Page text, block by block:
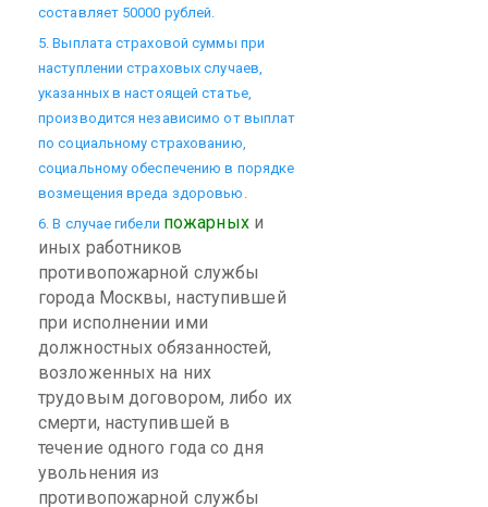
составляет 50000 рублей.
5. Выплата страховой суммы при
наступлении страховых случаев,
указанных в настоящей статье,
производится независимо от выплат
по социальному страхованию,
социальному обеспечению в порядке
возмещения вреда здоровью.
6. В случае гибели пожарныхи
иных работников
противопожарной службы
города Москвы, наступившей
при исполнении ими
должностных обязанностей,
возложенных на них
трудовым договором, либо их
смерти, наступившей в
течение одного года со дня
увольнения из
противопожарной службы